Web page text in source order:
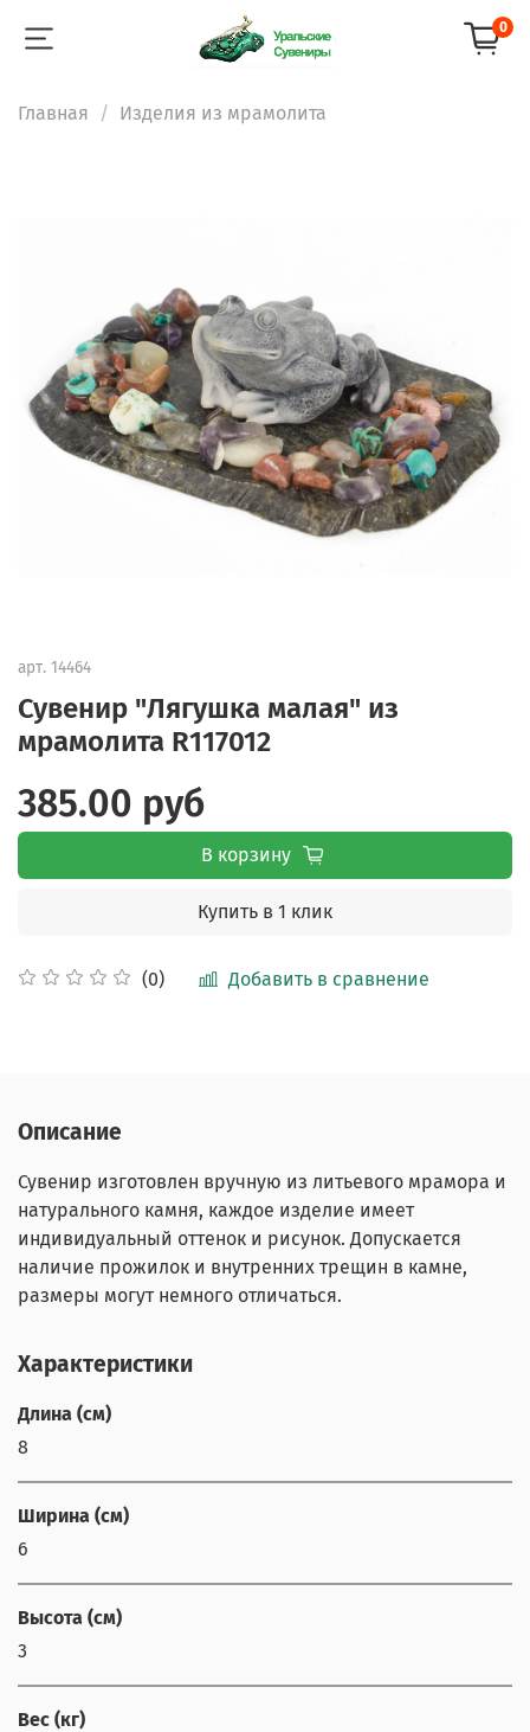
0
Главная Изделия из мрамолита
арт. 14464
Сувенир "Лягушка малая" из
мрамолита R117012
(0) Добавить в сравнение
385.00 руб
В корзину
Купить в 1 клик
Описание
Сувенир изготовлен вручную из литьевого мрамора и
натурального камня, каждое изделие имеет
индивидуальный оттенок и рисунок. Допускается
наличие прожилок и внутренних трещин в камне,
размеры могут немного отличаться.
Характеристики
Длина (см)
8
Ширина (см)
6
Высота (см)
3
Вес (кг)